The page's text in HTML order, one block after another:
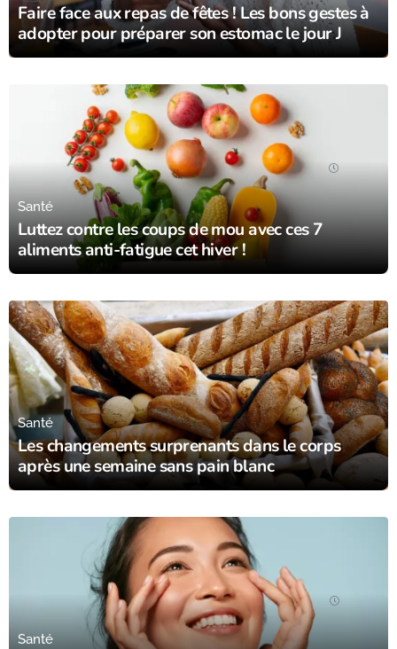
Faire face aux repas de fêtes ! Les bons gestes à
adopter pour préparer son estomac le jour J
Luttez contre les coups de mou avec ces 7
aliments anti-fatigue cet hiver !
Santé
Les changements surprenants dans le corps
après une semaine sans pain blanc
Santé
16/12/23
Santé